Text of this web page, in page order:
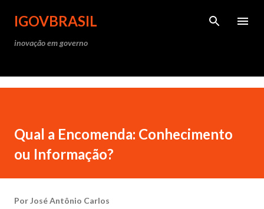
Pular para o conteúdo
IGOVBRASIL
inovação em governo
Qual a Encomenda: Conhecimento
ou Informação?
PorJosé Antônio Carlos